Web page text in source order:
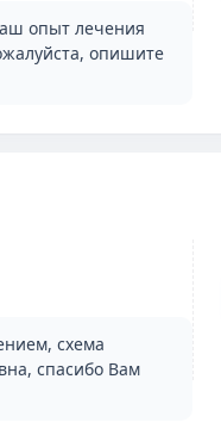
опыт лечения
опишите
схема
спасибо Вам